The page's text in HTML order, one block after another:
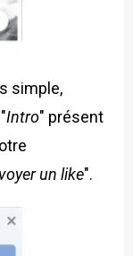
simple,
Intro" présent
un like".